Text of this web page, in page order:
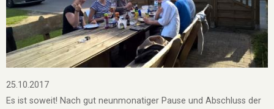
25.10.2017
Es ist soweit! Nach gut neunmonatiger Pause und Abschluss der